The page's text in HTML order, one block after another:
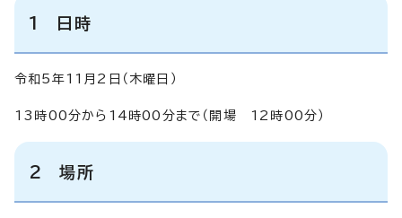
1 日時
令和5年11月2日（木曜日）
13時00分から14時00分まで（開場 12時00分）
2 場所